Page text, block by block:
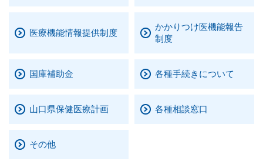
医療機能情報提供制度
かかりつけ医機能報告
制度
国庫補助金 各種手続きについて
山口県保健医療計画 各種相談窓口
その他